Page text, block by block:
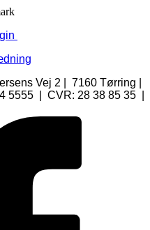
Vej 2 | 7160 Tørring |
5555 | CVR: 28 38 85 35 |